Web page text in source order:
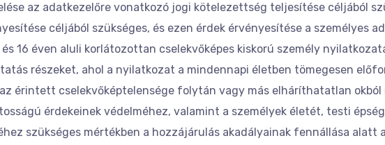
az adatkezelőre vonatkozó jogi kötelezettség teljesítése céljából
céljából szükséges, és ezen érdek érvényesítése a személyes
16 éven aluli korlátozottan cselekvőképes kiskorú személy
részeket, ahol a nyilatkozat a mindennapi életben tömegesen
érintett cselekvőképtelensége folytán vagy más elháríthatatlan okból
érdekeinek védelméhez, valamint a személyek életét, testi
szükséges mértékben a hozzájárulás akadályainak fennállása alatt